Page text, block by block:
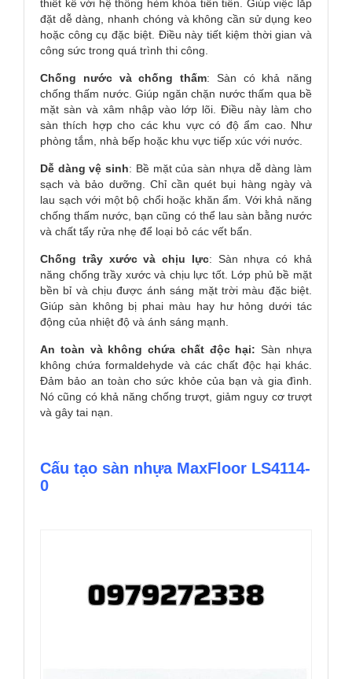
thiết kế với hệ thống hèm khóa tiên tiến. Giúp việc lắp
đặt dễ dàng, nhanh chóng và không cần sử dụng keo
hoặc công cụ đặc biệt. Điều này tiết kiệm thời gian và
công sức trong quá trình thi công.
Chống nước và chống thấm: Sàn có khả năng
chống thấm nước. Giúp ngăn chặn nước thấm qua bề
mặt sàn và xâm nhập vào lớp lõi. Điều này làm cho
sàn thích hợp cho các khu vực có độ ẩm cao. Như
phòng tắm, nhà bếp hoặc khu vực tiếp xúc với nước.
Dễ dàng vệ sinh: Bề mặt của sàn nhựa dễ dàng làm
sạch và bảo dưỡng. Chỉ cần quét bụi hàng ngày và
lau sạch với một bộ chổi hoặc khăn ẩm. Với khả năng
chống thấm nước, bạn cũng có thể lau sàn bằng nước
và chất tẩy rửa nhẹ để loại bỏ các vết bẩn.
Chống trầy xước và chịu lực: Sàn nhựa có khả
năng chống trầy xước và chịu lực tốt. Lớp phủ bề mặt
bền bỉ và chịu được ánh sáng mặt trời màu đặc biệt.
Giúp sàn không bị phai màu hay hư hỏng dưới tác
động của nhiệt độ và ánh sáng mạnh.
An toàn và không chứa chất độc hại: Sàn nhựa
không chứa formaldehyde và các chất độc hại khác.
Đảm bảo an toàn cho sức khỏe của bạn và gia đình.
Nó cũng có khả năng chống trượt, giảm nguy cơ trượt
và gây tai nạn.
Cấu tạo sàn nhựa MaxFloor LS4114-
0